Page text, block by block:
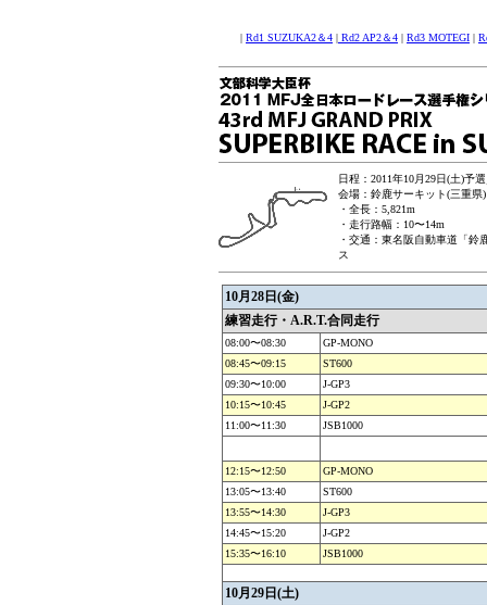
| Rd1 SUZUKA2＆4 | Rd2 AP2＆4 | Rd3 MOTEGI |
日程：2011年10月29日(土)予
会場：鈴鹿サーキット(三重県)
・全長：5,821m
・走行路幅：10〜14m
・交通：東名阪自動車道「鈴
ス
10月28日(金)
練習走行・A.R.T.合同走行
08:00〜08:30
GP-MONO
08:45〜09:15
ST600
09:30〜10:00
J-GP3
10:15〜10:45
J-GP2
11:00〜11:30
JSB1000
12:15〜12:50
GP-MONO
13:05〜13:40
ST600
13:55〜14:30
J-GP3
14:45〜15:20
J-GP2
15:35〜16:10
JSB1000
10月29日(土)